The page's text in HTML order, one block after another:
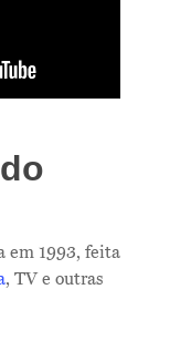
em 1993, feita
, TV e outras